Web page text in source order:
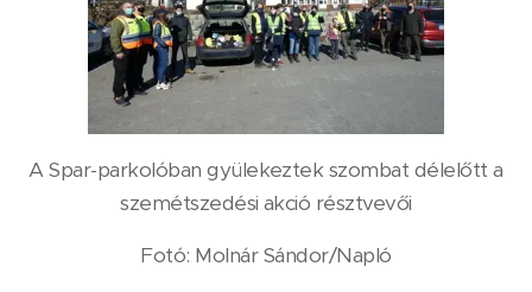
A Spar-parkolóban gyülekeztek szombat délelőtt a
szemétszedési akció résztvevői
Fotó: Molnár Sándor/Napló